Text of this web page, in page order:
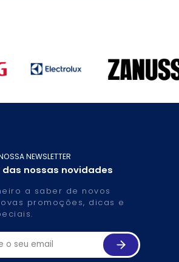
NEWSLETTER
das nossas novidades
a saber de novos
promoções, dicas e